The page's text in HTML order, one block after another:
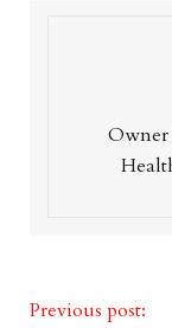
Owner
Previous post: